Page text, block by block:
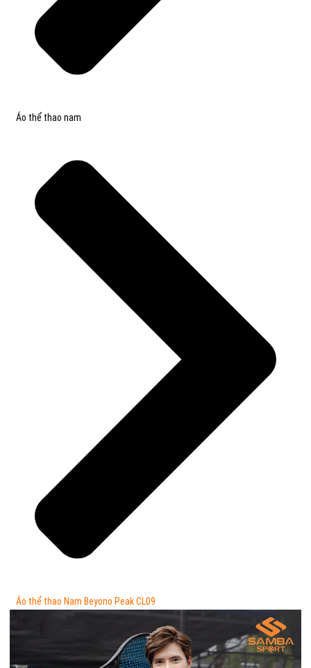
Áo thể thao nam
Áo thể thao Nam Beyono Peak CL09